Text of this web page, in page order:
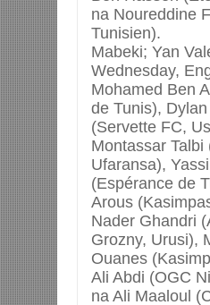
na Noureddine
Tunisien).
Mabeki; Yan
Wednesday,
Mohamed Ben
de Tunis),
(Servette FC,
Montassar Talbi
Ufaransa),
(Espérance de
Arous
Nader Ghandri
Grozny, Urusi),
Ouanes
Ali Abdi (OGC
na Ali Maaloul